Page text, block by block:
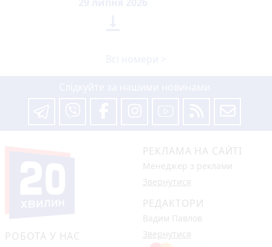
РОБОТА У НАС
РЕКЛАМА НА САЙТІ
Менеджер з реклами
Звернутися
РЕДАКТОРИ
Вадим Павлов
Звернутися